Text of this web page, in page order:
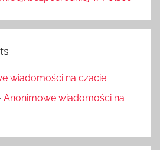
wiadomości na czacie
Anonimowe wiadomości na